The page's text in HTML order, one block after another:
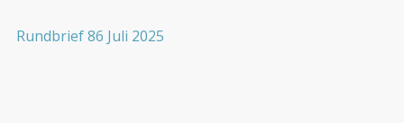
Rundbrief 86 Juli 2025